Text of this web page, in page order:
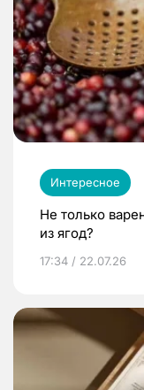
Интересное
Не только
из ягод?
17:34 / 22.07.26